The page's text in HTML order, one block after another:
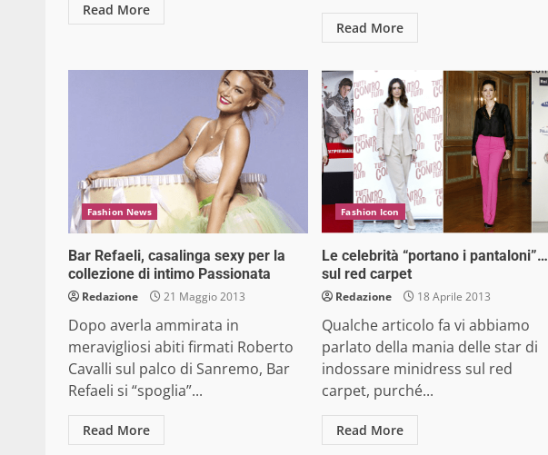
Read More
Read More
Fashion News
Bar Refaeli, casalinga sexy per la
collezione di intimo Passionata
Redazione 21 Maggio 2013
Dopo averla ammirata in
meravigliosi abiti firmati Roberto
Cavalli sul palco di Sanremo, Bar
Refaeli si “spoglia”...
Read More
Fashion Icon
Le celebrità “portano i pantaloni”…
sul red carpet
Redazione 18 Aprile 2013
Qualche articolo fa vi abbiamo
parlato della mania delle star di
indossare minidress sul red
carpet, purché...
Read More